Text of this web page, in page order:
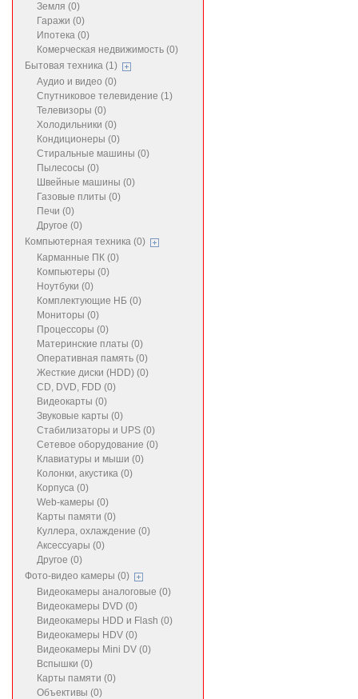
Земля (0)
Гаражи (0)
Ипотека (0)
Комерческая недвижимость (0)
Бытовая техника (1)
Аудио и видео (0)
Спутниковое телевидение (1)
Телевизоры (0)
Холодильники (0)
Кондиционеры (0)
Стиральные машины (0)
Пылесосы (0)
Швейные машины (0)
Газовые плиты (0)
Печи (0)
Другое (0)
Компьютерная техника (0)
Карманные ПК (0)
Компьютеры (0)
Ноутбуки (0)
Комплектующие НБ (0)
Мониторы (0)
Процессоры (0)
Материнские платы (0)
Оперативная память (0)
Жесткие диски (HDD) (0)
CD, DVD, FDD (0)
Видеокарты (0)
Звуковые карты (0)
Стабилизаторы и UPS (0)
Сетевое оборудование (0)
Клавиатуры и мыши (0)
Колонки, акустика (0)
Корпуса (0)
Web-камеры (0)
Карты памяти (0)
Куллера, охлаждение (0)
Аксессуары (0)
Другое (0)
Фото-видео камеры (0)
Видеокамеры аналоговые (0)
Видеокамеры DVD (0)
Видеокамеры HDD и Flash (0)
Видеокамеры HDV (0)
Видеокамеры Mini DV (0)
Вспышки (0)
Карты памяти (0)
Объективы (0)